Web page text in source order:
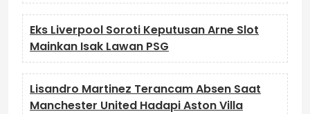
Eks Liverpool Soroti Keputusan Arne Slot
Mainkan Isak Lawan PSG
Lisandro Martinez Terancam Absen Saat
Manchester United Hadapi Aston Villa